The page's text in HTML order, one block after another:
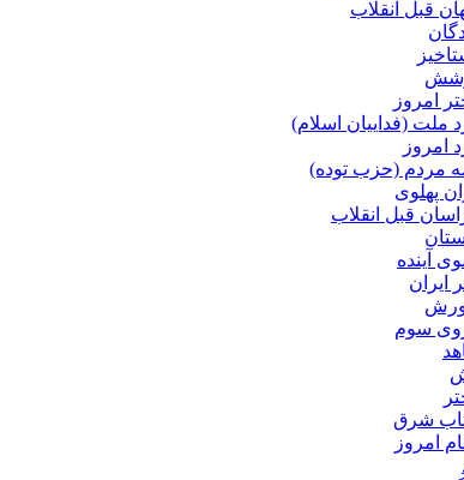
قبل انقلاب
امروز
ملت (فداییان اسلام)
امروز
مردم (حزب توده)
پهلوی
قبل انقلاب
آینده
ایران
سوم
شرق
امروز